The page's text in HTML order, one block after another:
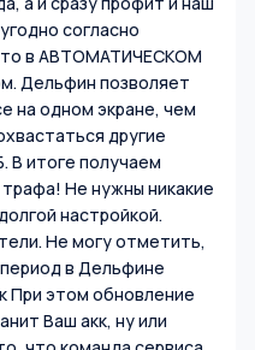
согласно
в АВТОМАТИЧЕСКОМ
Дельфин позволяет
на одном экране, чем
другие
В итоге получаем
Не нужны никакие
настройкой.
Не могу отметить,
в Дельфине
При этом обновление
Ваш акк, ну или